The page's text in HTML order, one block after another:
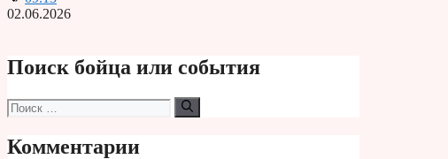
02.06.2026
Поиск бойца или события
Поиск:
Комментарии